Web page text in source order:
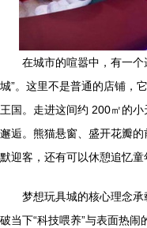
在城市的喧嚣中，有一
城”。这里不是普通的店铺，
王国。走进这间约 200㎡的
邂逅。熊猫悬窗、盛开花瓣
默迎客，还有可以休憩追忆
梦想玩具城的核心理念承
破当下“科技喂养”与表面热